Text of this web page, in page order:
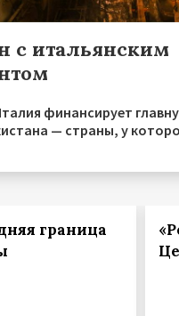
с итальянским
финансирует
— страны, у
граница